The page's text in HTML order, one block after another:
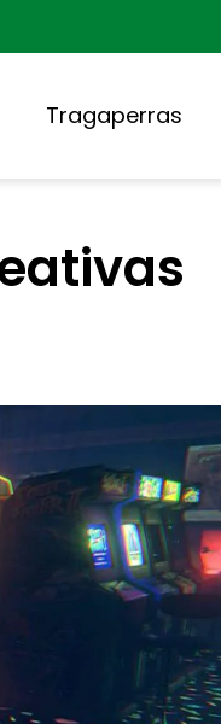
Tragaperras